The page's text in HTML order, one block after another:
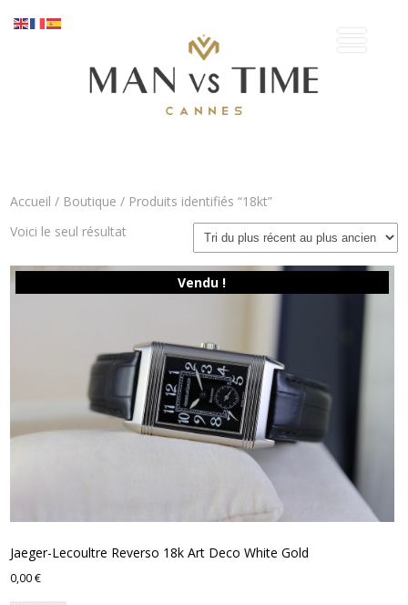
Accueil / Boutique / Produits identifiés “18kt”
Voici le seul résultat
Vendu !
Jaeger-Lecoultre Reverso 18k Art Deco White Gold
0,00€